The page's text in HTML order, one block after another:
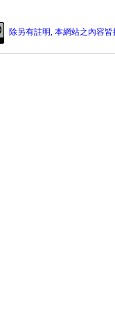
除另有註明, 本網站之內容